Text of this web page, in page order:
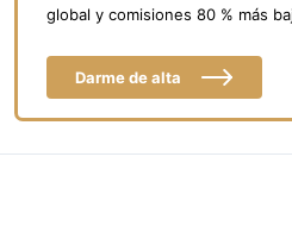
global y comisiones 80 % más
Darme de alta